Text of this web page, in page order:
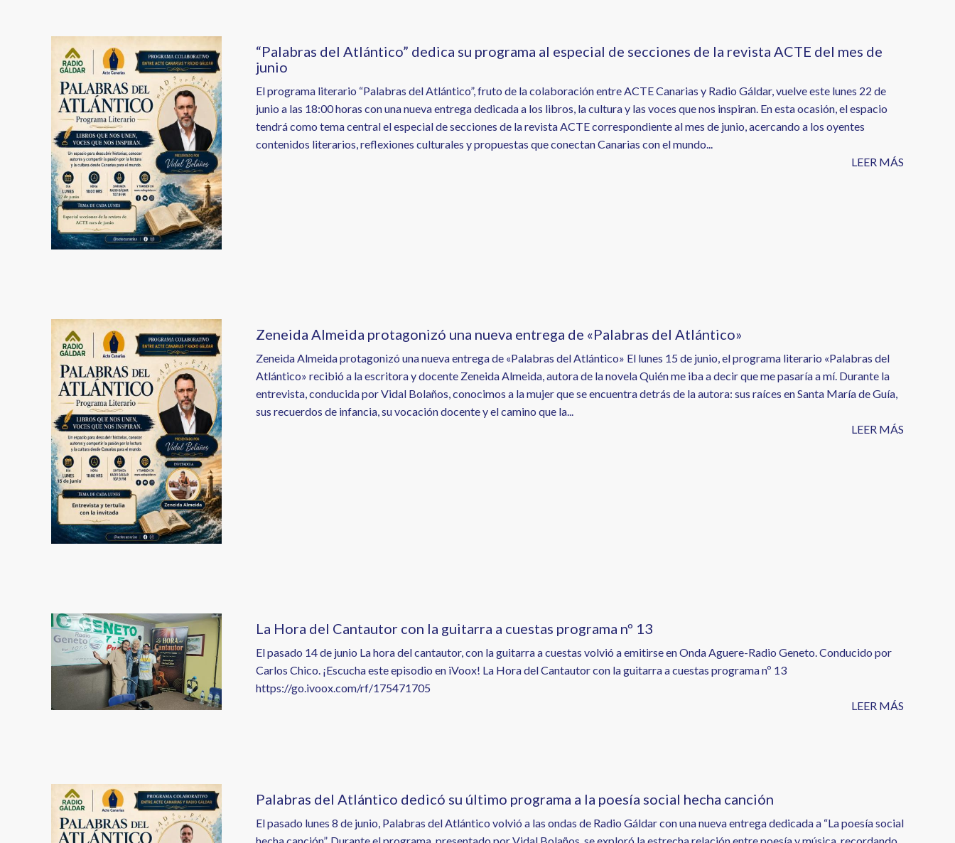
Image
“Palabras del Atlántico” dedica su programa al especial de secciones de la revista ACTE del mes de
junio
El programa literario “Palabras del Atlántico”, fruto de la colaboración entre ACTE Canarias y Radio Gáldar, vuelve este lunes 22 de
junio a las 18:00 horas con una nueva entrega dedicada a los libros, la cultura y las voces que nos inspiran. En esta ocasión, el espacio
tendrá como tema central el especial de secciones de la revista ACTE correspondiente al mes de junio, acercando a los oyentes
contenidos literarios, reflexiones culturales y propuestas que conectan Canarias con el mundo...
LEER MÁS
Image Zeneida Almeida protagonizó una nueva entrega de «Palabras del Atlántico»
Zeneida Almeida protagonizó una nueva entrega de «Palabras del Atlántico» El lunes 15 de junio, el programa literario «Palabras del
Atlántico» recibió a la escritora y docente Zeneida Almeida, autora de la novela Quién me iba a decir que me pasaría a mí. Durante la
entrevista, conducida por Vidal Bolaños, conocimos a la mujer que se encuentra detrás de la autora: sus raíces en Santa María de Guía,
sus recuerdos de infancia, su vocación docente y el camino que la...
LEER MÁS
Image La Hora del Cantautor con la guitarra a cuestas programa nº 13
El pasado 14 de junio La hora del cantautor, con la guitarra a cuestas volvió a emitirse en Onda Aguere-Radio Geneto. Conducido por
Carlos Chico. ¡Escucha este episodio en iVoox! La Hora del Cantautor con la guitarra a cuestas programa nº 13
https://go.ivoox.com/rf/175471705
LEER MÁS
Image Palabras del Atlántico dedicó su último programa a la poesía social hecha canción
El pasado lunes 8 de junio, Palabras del Atlántico volvió a las ondas de Radio Gáldar con una nueva entrega dedicada a “La poesía social